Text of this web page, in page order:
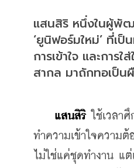
แสนสิริ หนึ่งในผู้พั
‘ยูนิฟอร์มใหม่’ ที่เ
การเข้าใจ และการ
สากล มาถักทอเป็น
แสนสิริ ใช้เวลาศึ
ทำความเข้าใจความ
ไม่ใช่แค่ชุดทำงาน แ